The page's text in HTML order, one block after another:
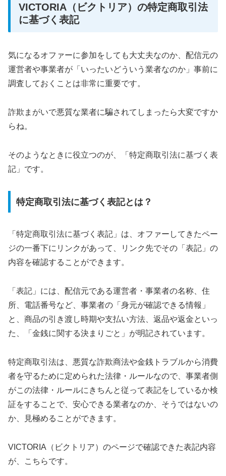
VICTORIA（ビクトリア）の特定商取引法
に基づく表記
気になるオファーに参加をしても大丈夫なのか、配信元の
運営者や事業者が「いったいどういう業者なのか」事前に
調査しておくことは非常に重要です。
詐欺まがいで悪質な業者に騙されてしまったら大変ですか
らね。
そのようなときに役立つのが、「特定商取引法に基づく表
記」です。
特定商取引法に基づく表記とは？
「特定商取引法に基づく表記」は、オファーしてきたペー
ジの一番下にリンクがあって、リンク先でその「表記」の
内容を確認することができます。
「表記」には、配信元である運営者・事業者の名称、住
所、電話番号など、事業者の「身元が確認できる情報」
と、商品の引き渡し時期や支払い方法、返品や返金といっ
た、「金銭に関する決まりごと」が明記されています。
特定商取引法は、悪質な詐欺商法や金銭トラブルから消費
者を守るために定められた法律・ルールなので、事業者側
がこの法律・ルールにきちんと従って表記をしているか検
証をすることで、安心できる業者なのか、そうではないの
か、見極めることができます。
VICTORIA（ビクトリア）のページで確認できた表記内容
が、こちらです。